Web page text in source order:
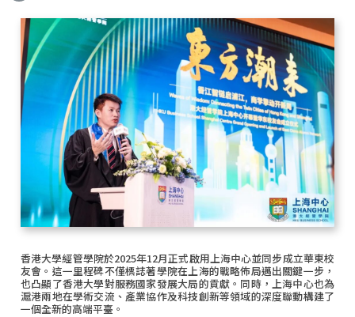
香港大學經管學院於2025年12月正式啟用上海中心並同步成立華東校
友會。這一里程碑不僅標誌著學院在上海的戰略佈局邁出關鍵一步，
也凸顯了香港大學對服務國家發展大局的貢獻。同時，上海中心也為
滬港兩地在學術交流、產業協作及科技創新等領域的深度聯動構建了
一個全新的高端平臺。